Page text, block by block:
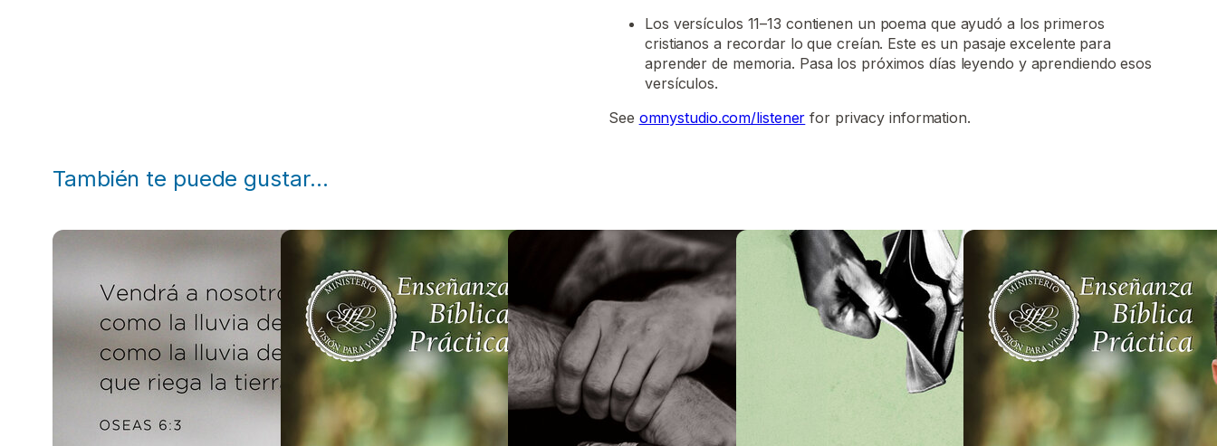
Los versículos 11–13 contienen un poema que ayudó a los primeros
cristianos a recordar lo que creían. Este es un pasaje excelente para
aprender de memoria. Pasa los próximos días leyendo y aprendiendo esos
versículos.
See omnystudio.com/listener for privacy information.
También te puede gustar…